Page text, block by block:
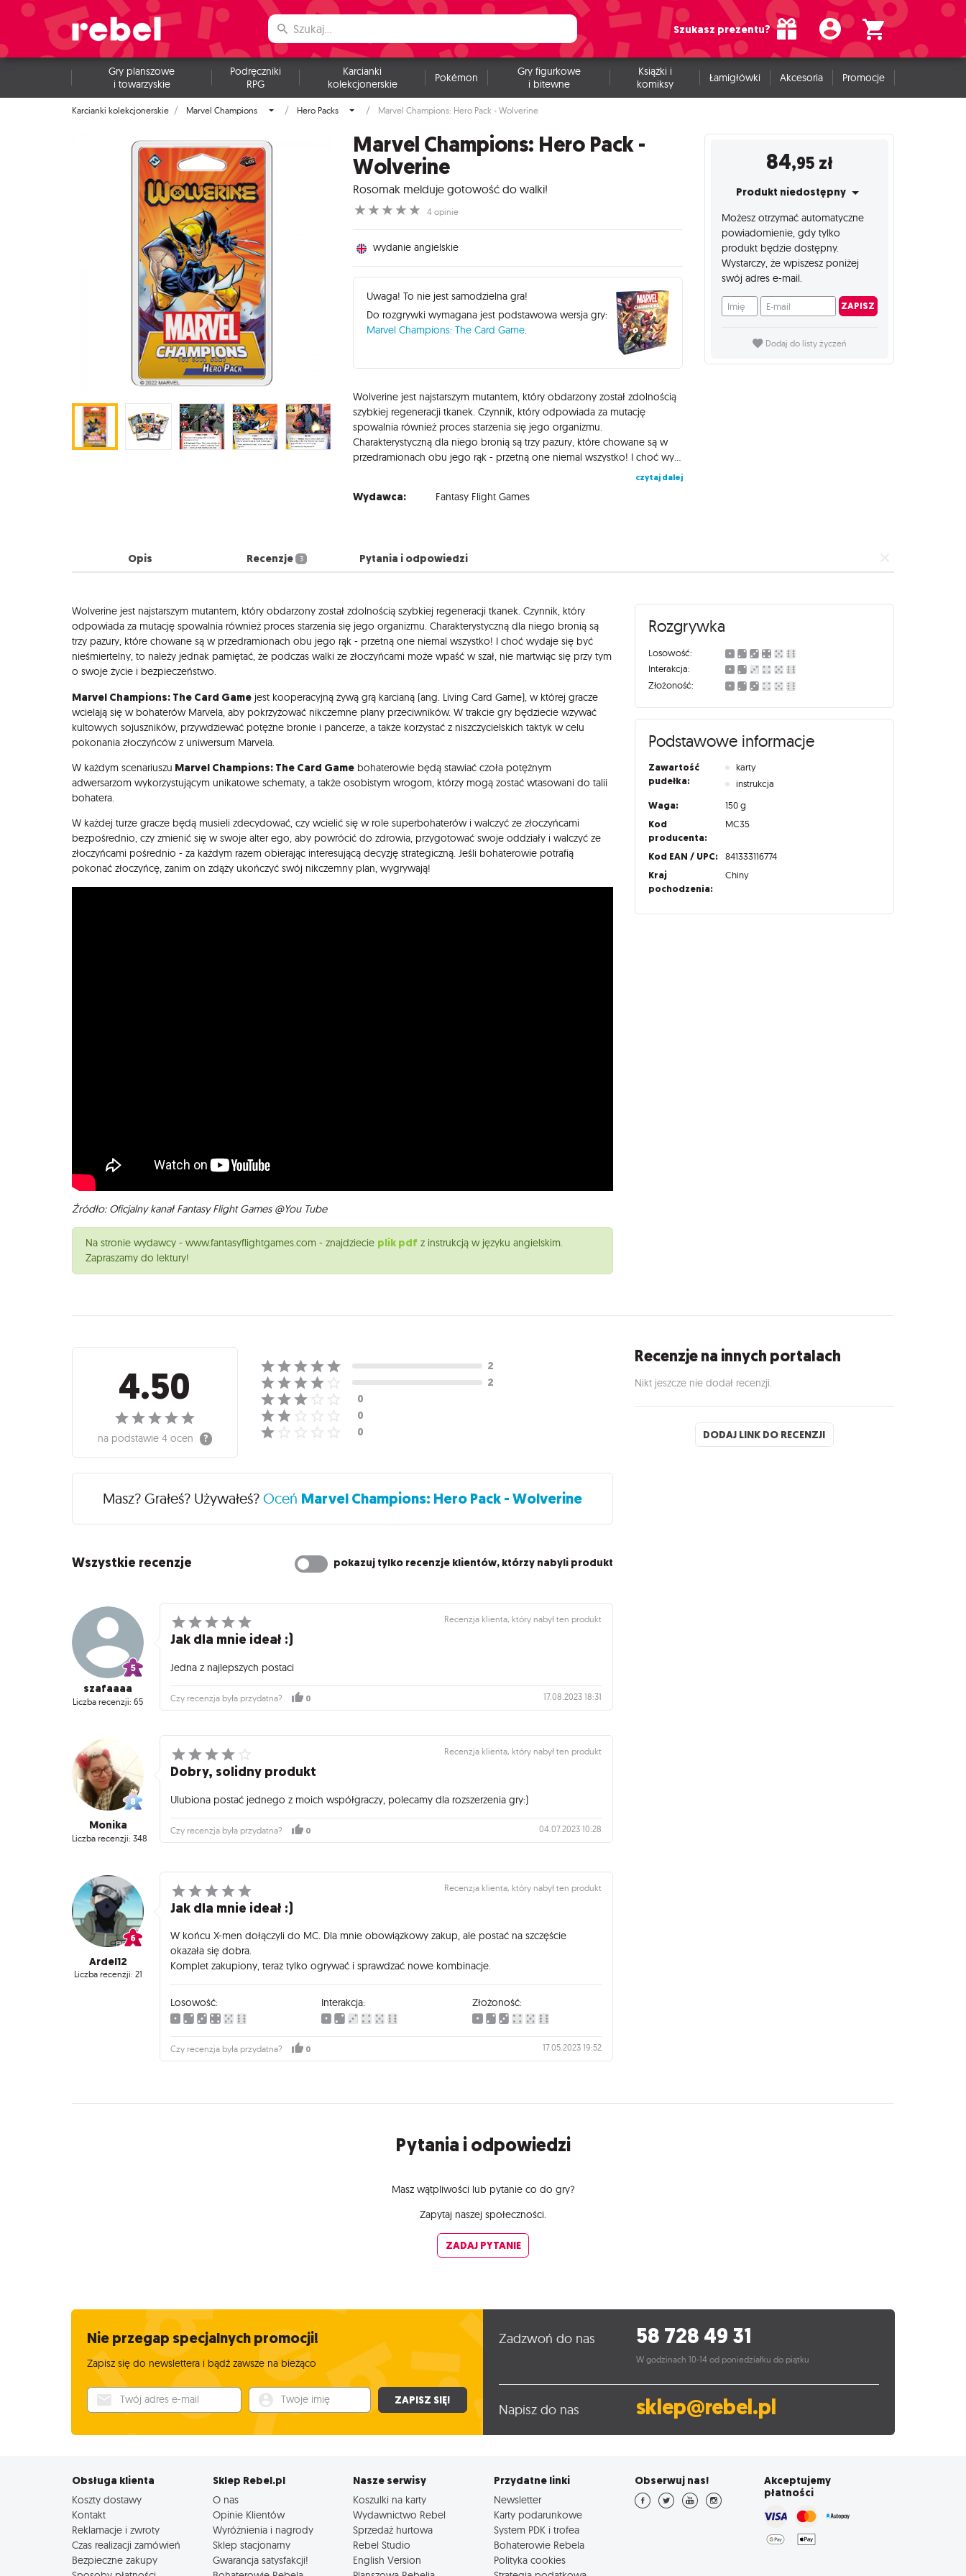
Szukasz prezentu?
Gry planszowe
i towarzyskie
Podręczniki
RPG
Karcianki
kolekcjonerskie
Pokémon
Gry figurkowe
i bitewne
Książki i
komiksy
Łamigłówki Akcesoria Promocje
Karcianki kolekcjonerskie Marvel Champions Hero Packs Marvel Champions: Hero Pack - Wolverine
Marvel Champions: Hero Pack -
Wolverine
Rosomak melduje gotowość do walki!
☆
☆
☆
☆
☆ 4 opinie
wydanie angielskie
Uwaga! To nie jest samodzielna gra!
Do rozgrywki wymagana jest podstawowa wersja gry:
Marvel Champions: The Card Game.
Wolverine jest najstarszym mutantem, który obdarzony został zdolnością
szybkiej regeneracji tkanek. Czynnik, który odpowiada za mutację
spowalnia również proces starzenia się jego organizmu.
Charakterystyczną dla niego bronią są trzy pazury, które chowane są w
przedramionach obu jego rąk - przetną one niemal wszystko! I choć wydaje się być nieśmiertelny, to należy jednak pamiętać, że podczas walki ze złoczyńcami może wpaść w szał, nie martwiąc się przy tym o swoje życie i bezpieczeństwo. Marvel Champions: The Card Game jest kooperacyjną żywą grą karcianą (ang. Living Card Game), w której gracze wcielają się w bohaterów Marvela, aby pokrzyżować nikczemne plany przeciwników. W trakcie gry będziecie wzywać kultowych sojuszników, przywdziewać potężne bronie i pancerze, a także korzystać z niszczycielskich taktyk w celu pokonania złoczyńców z uniwersum Marvela. W każdym scenariuszu Marvel Champions: The Card Game bohaterowie będą stawiać czoła potężnym adwersarzom wykorzystującym unikatowe schematy, a także osobistym wrogom, którzy mogą zostać wtasowani do talii bohatera. W każdej turze gracze będą musieli zdecydować, czy wcielić się w role superbohaterów i walczyć ze złoczyńcami bezpośrednio, czy zmienić się w swoje alter ego, aby powrócić do zdrowia, przygotować swoje oddziały i walczyć ze złoczyńcami pośrednio - za każdym razem obierając interesującą decyzję strategiczną. Jeśli bohaterowie potrafią pokonać złoczyńcę, zanim on zdąży ukończyć swój nikczemny plan, wygrywają! Źródło: Oficjalny kanał Fantasy Flight Games @You Tube Na stronie wydawcy - www.fantasyflightgames.com - znajdziecie plik pdf z instrukcją w języku angielskim. Zapraszamy do lektury!
czytaj dalej
Wydawca: Fantasy Flight Games
84,95 zł
Produkt niedostępny
Możesz otrzymać automatyczne
powiadomienie, gdy tylko
produkt będzie dostępny.
Wystarczy, że wpiszesz poniżej
swój adres e-mail.
Imię E-mail ZAPISZ
Dodaj do listy życzeń
Opis Recenzje 3 Pytania i odpowiedzi
Opis
Wolverine jest najstarszym mutantem, który obdarzony został zdolnością szybkiej regeneracji tkanek. Czynnik, który
odpowiada za mutację spowalnia również proces starzenia się jego organizmu. Charakterystyczną dla niego bronią są
trzy pazury, które chowane są w przedramionach obu jego rąk - przetną one niemal wszystko! I choć wydaje się być
nieśmiertelny, to należy jednak pamiętać, że podczas walki ze złoczyńcami może wpaść w szał, nie martwiąc się przy tym
o swoje życie i bezpieczeństwo.
Marvel Champions: The Card Game jest kooperacyjną żywą grą karcianą (ang. Living Card Game), w której gracze
wcielają się w bohaterów Marvela, aby pokrzyżować nikczemne plany przeciwników. W trakcie gry będziecie wzywać
kultowych sojuszników, przywdziewać potężne bronie i pancerze, a także korzystać z niszczycielskich taktyk w celu
pokonania złoczyńców z uniwersum Marvela.
W każdym scenariuszu Marvel Champions: The Card Game bohaterowie będą stawiać czoła potężnym
adwersarzom wykorzystującym unikatowe schematy, a także osobistym wrogom, którzy mogą zostać wtasowani do talii
bohatera.
W każdej turze gracze będą musieli zdecydować, czy wcielić się w role superbohaterów i walczyć ze złoczyńcami
bezpośrednio, czy zmienić się w swoje alter ego, aby powrócić do zdrowia, przygotować swoje oddziały i walczyć ze
złoczyńcami pośrednio - za każdym razem obierając interesującą decyzję strategiczną. Jeśli bohaterowie potrafią
pokonać złoczyńcę, zanim on zdąży ukończyć swój nikczemny plan, wygrywają!
Źródło: Oficjalny kanał Fantasy Flight Games @You Tube
Na stronie wydawcy - www.fantasyflightgames.com - znajdziecie plik pdf z instrukcją w języku angielskim.
Zapraszamy do lektury!
Rozgrywka
Losowość:
Interakcja:
Złożoność:
Podstawowe informacje
Zawartość
pudełka:
karty
instrukcja
Waga: 150 g
Kod
producenta:
MC35
Kod EAN / UPC: 841333116774
Kraj
pochodzenia:
Chiny
Recenzje
4.50
na podstawie 4 ocen
Masz? Grałeś? Używałeś? Oceń Marvel Champions: Hero Pack - Wolverine
Wszystkie recenzje pokazuj tylko recenzje klientów, którzy nabyli produkt
szafaaaa
Liczba recenzji: 65
Recenzja klienta, który nabył ten produkt
Jak dla mnie ideał :)
Jedna z najlepszych postaci
Czy recenzja była przydatna? 0 17.08.2023 18:31
Monika
Liczba recenzji: 348
Recenzja klienta, który nabył ten produkt
Dobry, solidny produkt
Ulubiona postać jednego z moich współgraczy, polecamy dla rozszerzenia gry:)
Czy recenzja była przydatna? 0 04.07.2023 10:28
Ardel12
Liczba recenzji: 21
Recenzja klienta, który nabył ten produkt
Jak dla mnie ideał :)
W końcu X-men dołączyli do MC. Dla mnie obowiązkowy zakup, ale postać na szczęście
okazała się dobra.
Komplet zakupiony, teraz tylko ogrywać i sprawdzać nowe kombinacje.
Losowość: Interakcja: Złożoność:
Czy recenzja była przydatna? 0 17.05.2023 19:52
Recenzje na innych portalach
Nikt jeszcze nie dodał recenzji.
DODAJ LINK DO RECENZJI
Pytania i odpowiedzi
Masz wątpliwości lub pytanie co do gry?
Zapytaj naszej społeczności.
ZADAJ PYTANIE
Nie przegap specjalnych promocji!
Zapisz się do newslettera i bądź zawsze na bieżąco
Twój adres e-mail Twoje imię ZAPISZ SIĘ!
Zadzwoń do nas 58 728 49 31
W godzinach 10-14 od poniedziałku do piątku
Napisz do nas sklep@rebel.pl
Obsługa klienta
Koszty dostawy
Kontakt
Reklamacje i zwroty
Czas realizacji zamówień
Bezpieczne zakupy
Sklep Rebel.pl
O nas
Opinie Klientów
Wyróżnienia i nagrody
Sklep stacjonarny
Gwarancja satysfakcji!
Nasze serwisy
Koszulki na karty
Wydawnictwo Rebel
Sprzedaż hurtowa
Rebel Studio
English Version
Przydatne linki
Newsletter
Karty podarunkowe
System PDK i trofea
Bohaterowie Rebela
Polityka cookies
Obserwuj nas!
Akceptujemy
płatności